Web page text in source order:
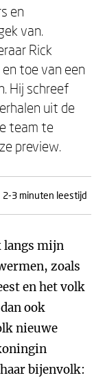
en
van.
Rick
en toe van een
Hij schreef
uit de
team te
preview.
2-3 minuten leestijd
langs mijn
zoals
en het volk
ook
nieuwe
bijenvolk: